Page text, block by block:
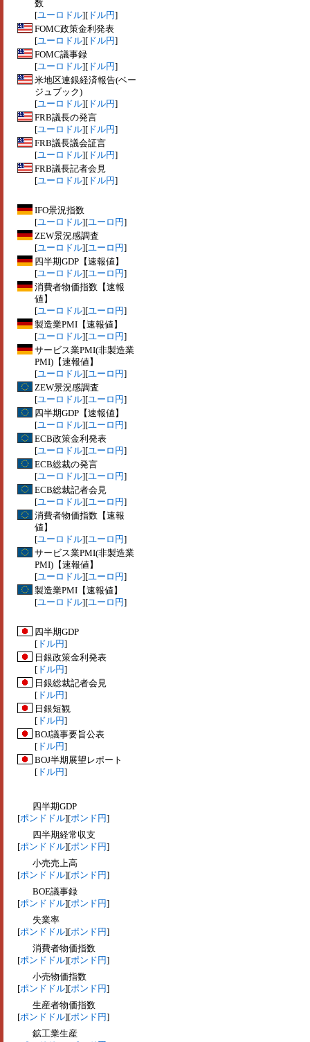
数
[ユーロドル][ ドル円]
FOMC政策金利発表
[ユーロドル][ ドル円]
FOMC議事録
[ユーロドル][ ドル円]
米地区連銀経済報告(ベー
ジュブック)
[ユーロドル][ ドル円]
FRB議長の発言
[ユーロドル][ ドル円]
FRB議長議会証言
[ユーロドル][ ドル円]
FRB議長記者会見
[ユーロドル][ ドル円]
IFO景況指数
[ユーロドル][ユーロ円]
ZEW景況感調査
[ユーロドル][ユーロ円]
四半期GDP【速報値】
[ユーロドル][ユーロ円]
消費者物価指数【速報
値】
[ユーロドル][ユーロ円]
製造業PMI【速報値】
[ユーロドル][ユーロ円]
サービス業PMI(非製造業
PMI)【速報値】
[ユーロドル][ユーロ円]
ZEW景況感調査
[ユーロドル][ユーロ円]
四半期GDP【速報値】
[ユーロドル][ユーロ円]
ECB政策金利発表
[ユーロドル][ユーロ円]
ECB総裁の発言
[ユーロドル][ユーロ円]
ECB総裁記者会見
[ユーロドル][ユーロ円]
消費者物価指数【速報
値】
[ユーロドル][ユーロ円]
サービス業PMI(非製造業
PMI)【速報値】
[ユーロドル][ユーロ円]
製造業PMI【速報値】
[ユーロドル][ユーロ円]
四半期GDP
[ ドル円]
日銀政策金利発表
[ ドル円]
日銀総裁記者会見
[ ドル円]
日銀短観
[ ドル円]
BOJ議事要旨公表
[ ドル円]
BOJ半期展望レポート
[ ドル円]
四半期GDP
[ポンドドル][ポンド円]
四半期経常収支
[ポンドドル][ポンド円]
小売売上高
[ポンドドル][ポンド円]
BOE議事録
[ポンドドル][ポンド円]
失業率
[ポンドドル][ポンド円]
消費者物価指数
[ポンドドル][ポンド円]
小売物価指数
[ポンドドル][ポンド円]
生産者物価指数
[ポンドドル][ポンド円]
鉱工業生産